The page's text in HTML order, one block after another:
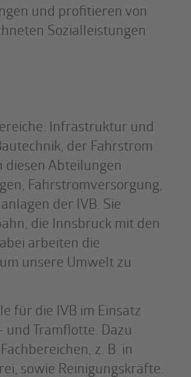
und profitieren von
Sozialleistungen
Infrastruktur und
der Fahrstrom
diesen Abteilungen
Fahrstromversorgung,
der IVB. Sie
die Innsbruck mit den
arbeiten die
unsere Umwelt zu
für die IVB im Einsatz
und Tramflotte. Dazu
z. B. in
sowie Reinigungskräfte.